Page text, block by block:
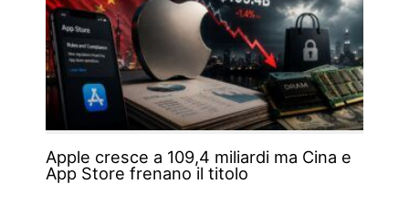
Apple cresce a 109,4 miliardi ma Cina e
App Store frenano il titolo